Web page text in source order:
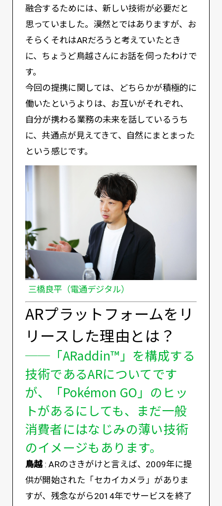
融合するためには、新しい技術が必要だと
思っていました。漠然とではありますが、お
そらくそれはARだろうと考えていたとき
に、ちょうど鳥越さんにお話を伺ったわけで
す。
今回の提携に関しては、どちらかが積極的に
働いたというよりは、お互いがそれぞれ、
自分が携わる業務の未来を話しているうち
に、共通点が見えてきて、自然にまとまった
という感じです。
三橋良平（電通デジタル）
ARプラットフォームをリ
リースした理由とは？
──「ARaddin™️」を構成する
技術であるARについてです
が、「Pokémon GO」のヒッ
トがあるにしても、まだ一般
消費者にはなじみの薄い技術
のイメージもあります。
鳥越 : ARのさきがけと言えば、2009年に提
供が開始された「セカイカメラ」がありま
すが、残念ながら2014年でサービスを終了